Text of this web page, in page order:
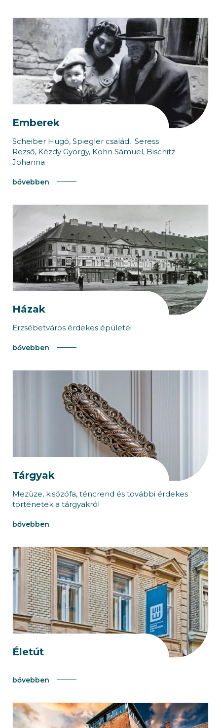
Emberek
Scheiber Hugó, Spiegler család, Seress
Rezső, Kézdy György, Kohn Sámuel, Bischitz
Johanna
bővebben
Házak
Erzsébetváros érdekes épületei
bővebben
Tárgyak
Mezüze, kisózófa, téncrend és további érdekes
történetek a tárgyakról
bővebben
Életút
bővebben